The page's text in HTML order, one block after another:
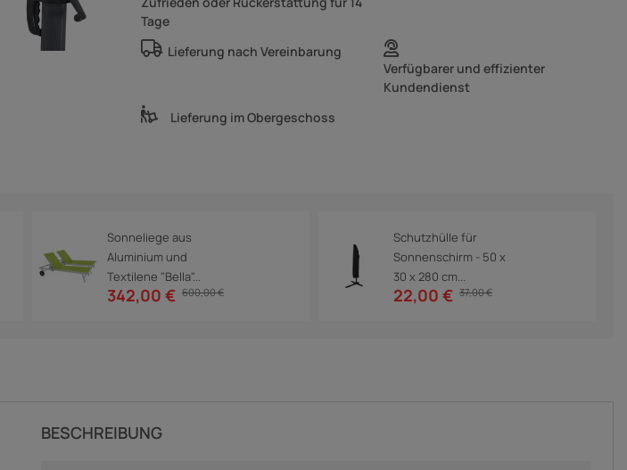
Tage
Lieferung nach Vereinbarung
Verfügbarer und effizienter
Kundendienst
Lieferung im Obergeschoss
Sonneliege aus
Aluminium und
Textilene "Bella"...
342,00 € 600,00 €
Schutzhülle für
Sonnenschirm - 50 x
30 x 280 cm...
22,00 € 37,00 €
BESCHREIBUNG